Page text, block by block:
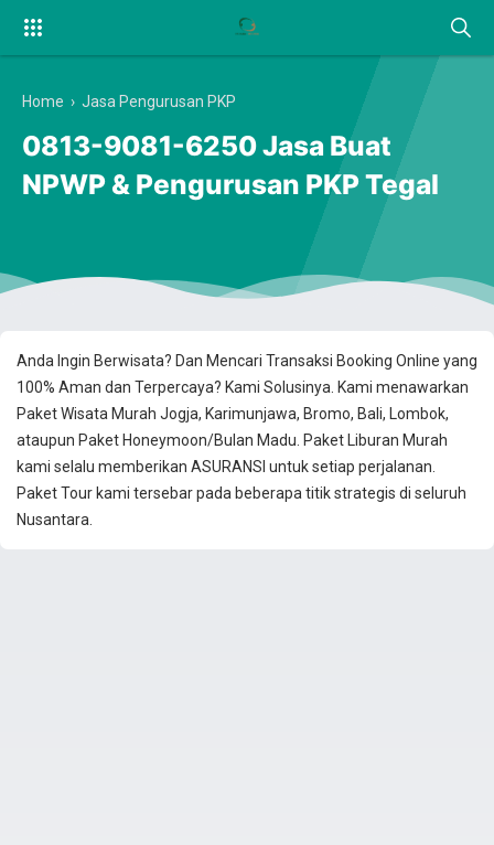
Anda Ingin Berwisata? Dan Mencari Transaksi Booking Online yang
100% Aman dan Terpercaya? Kami Solusinya. Kami menawarkan
Paket Wisata Murah Jogja, Karimunjawa, Bromo, Bali, Lombok,
ataupun Paket Honeymoon/Bulan Madu. Paket Liburan Murah
kami selalu memberikan ASURANSI untuk setiap perjalanan.
Paket Tour kami tersebar pada beberapa titik strategis di seluruh
Nusantara.
Home › Jasa Pengurusan PKP
0813-9081-6250 Jasa Buat
NPWP & Pengurusan PKP Tegal